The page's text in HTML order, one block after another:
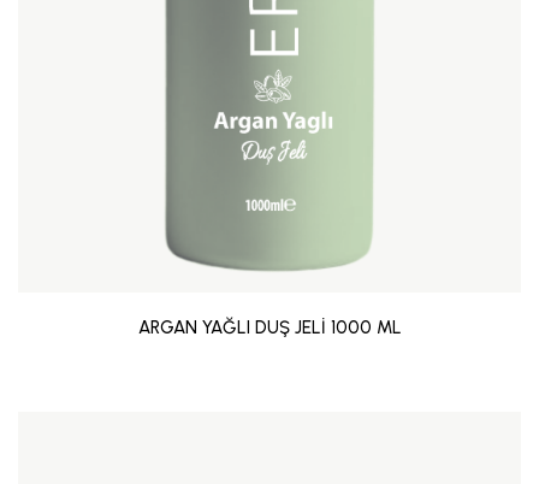
ARGAN YAĞLI DUŞ JELİ 1000 ML